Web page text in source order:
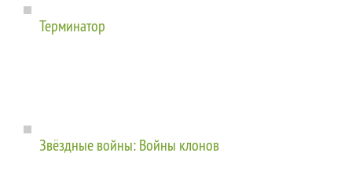
Терминатор
Звёздные войны: Войны клонов